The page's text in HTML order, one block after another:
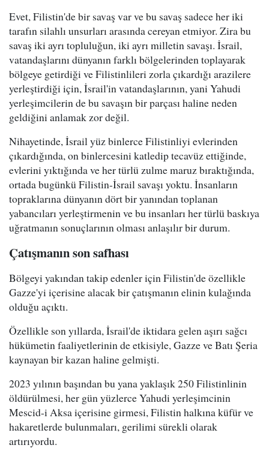
Evet, Filistin'de bir savaş var ve bu savaş sadece her iki
tarafın silahlı unsurları arasında cereyan etmiyor. Zira bu
savaş iki ayrı topluluğun, iki ayrı milletin savaşı. İsrail,
vatandaşlarını dünyanın farklı bölgelerinden toplayarak
bölgeye getirdiği ve Filistinlileri zorla çıkardığı arazilere
yerleştirdiği için, İsrail'in vatandaşlarının, yani Yahudi
yerleşimcilerin de bu savaşın bir parçası haline neden
geldiğini anlamak zor değil.
Nihayetinde, İsrail yüz binlerce Filistinliyi evlerinden
çıkardığında, on binlercesini katledip tecavüz ettiğinde,
evlerini yıktığında ve her türlü zulme maruz bıraktığında,
ortada bugünkü Filistin-İsrail savaşı yoktu. İnsanların
topraklarına dünyanın dört bir yanından toplanan
yabancıları yerleştirmenin ve bu insanları her türlü baskıya
uğratmanın sonuçlarının olması anlaşılır bir durum.
Çatışmanın son safhası
Bölgeyi yakından takip edenler için Filistin'de özellikle
Gazze'yi içerisine alacak bir çatışmanın elinin kulağında
olduğu açıktı.
Özellikle son yıllarda, İsrail'de iktidara gelen aşırı sağcı
hükümetin faaliyetlerinin de etkisiyle, Gazze ve Batı Şeria
kaynayan bir kazan haline gelmişti.
2023 yılının başından bu yana yaklaşık 250 Filistinlinin
öldürülmesi, her gün yüzlerce Yahudi yerleşimcinin
Mescid-i Aksa içerisine girmesi, Filistin halkına küfür ve
hakaretlerde bulunmaları, gerilimi sürekli olarak
artırıyordu.